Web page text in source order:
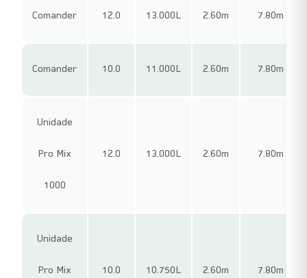
Comander 12.0 13.000L 2.60m 7.80m
Comander 10.0 11.000L 2.60m 7.80m
Unidade
Pro Mix
1000
12.0 13.000L 2.60m 7.80m
Unidade
Pro Mix 10.0 10.750L 2.60m 7.80m